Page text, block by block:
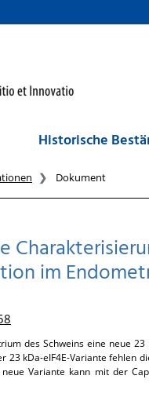
Historische
Dokument
im
des Schweins eine neue
23 kDa-eIF4E-Variante fehlen
Variante kann mit der